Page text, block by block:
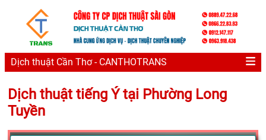
Dịch thuật Cần Thơ - CANTHOTRANS
Dịch thuật tiếng Ý tại Phường Long
Tuyền